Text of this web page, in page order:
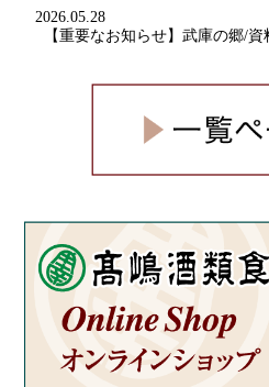
2026.05.28
【重要なお知らせ】武庫の郷/